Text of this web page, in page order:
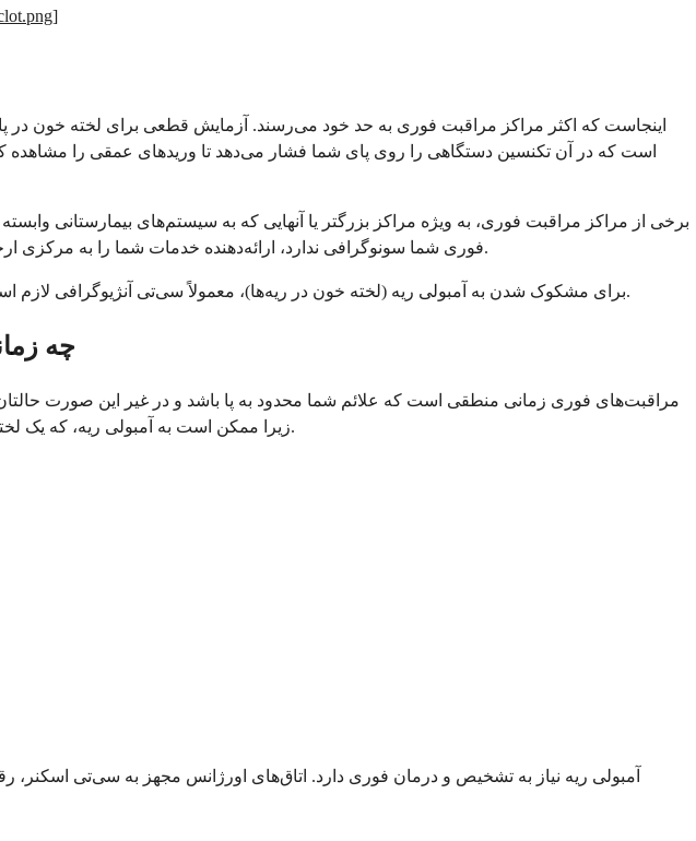
]
اینجاست که اکثر مراکز مراقبت فوری به حد خود می‌رسند. آزمایش قطعی برای لخته خون در
است که در آن تکنسین دستگاهی را روی پای شما فشار می‌دهد تا وریدهای عمقی را
برخی از مراکز مراقبت فوری، به ویژه مراکز بزرگتر یا آنهایی که به سیستم‌های بیمارستانی
فوری شما سونوگرافی ندارد، ارائه‌دهنده خدمات شما را به مرکزی ارجاع می‌دهد که این امکان را دارد، چه یک مرکز تصویربرداری باشد و چه یک بخش اورژانس، معمولاً در همان روز.
برای مشکوک شدن به آمبولی ریه (لخته خون در ریه‌ها)، معمولاً سی‌تی آنژیوگرافی لازم است. این نوع تصویربرداری در مراکز مراقبت فوری در دسترس نیست. این نیاز به مراجعه به بخش اورژانس دارد.
چه
مراقبت‌های فوری زمانی منطقی است که علائم شما محدود به پا باشد و در غیر این صورت حالتان
زیرا ممکن است به آمبولی ریه، که یک لخته خونی است که از ورید به ریه‌های شما سفر کرده، اشاره داشته باشد. این یک وضعیت تهدید کننده زندگی است.
آمبولی ریه نیاز به تشخیص و درمان فوری دارد. اتاق‌های اورژانس مجهز به سی‌تی